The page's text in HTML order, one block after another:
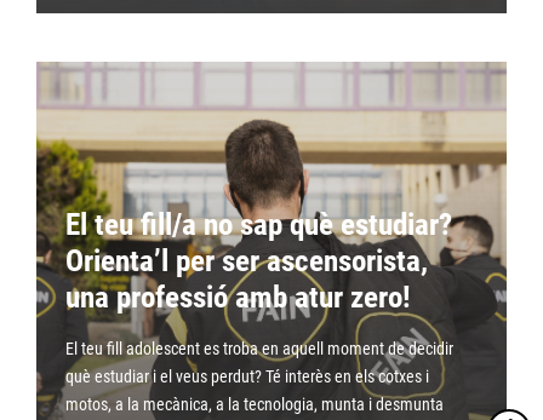
El teu fill/a no sap què estudiar?
Orienta’l per ser ascensorista,
una professió amb atur zero!
El teu fill adolescent es troba en aquell moment de decidir
què estudiar i el veus perdut? Té interès en els cotxes i
motos, a la mecànica, a la tecnologia, munta i desmunta